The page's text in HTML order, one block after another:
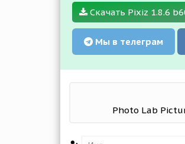
Скачать Pixiz 1.8.6
Мы в телеграм
Photo Lab